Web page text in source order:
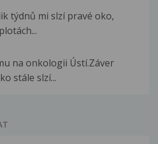
týdnů mi slzí pravé oko,
na onkologii Ústí.Záver
stále slzí...